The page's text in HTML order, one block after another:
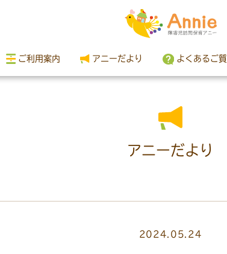
ご利用案内 アニーだより よくあるご
アニーだより
2024.05.24